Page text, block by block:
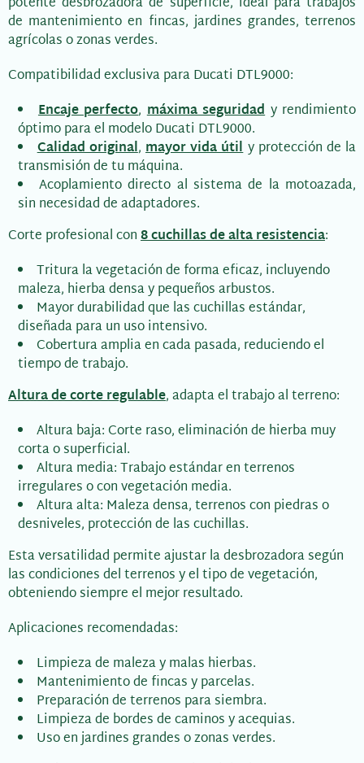
de mantenimiento en fincas, jardines grandes, terrenos
agrícolas o zonas verdes.
Compatibilidad exclusiva para Ducati DTL9000:
Encaje perfecto,máxima seguridady rendimiento
óptimo para el modelo Ducati DTL9000.
Calidad original,mayor vida útily protección de la
transmisión de tu máquina.
Acoplamiento directo al sistema de la motoazada,
sin necesidad de adaptadores.
Corte profesional con8 cuchillas de alta resistencia:
Tritura la vegetación de forma eficaz, incluyendo
maleza, hierba densa y pequeños arbustos.
Mayor durabilidad que las cuchillas estándar,
diseñada para un uso intensivo.
Cobertura amplia en cada pasada, reduciendo el
tiempo de trabajo.
Altura de corte regulable, adapta el trabajo al terreno:
Altura baja: Corte raso, eliminación de hierba muy
corta o superficial.
Altura media: Trabajo estándar en terrenos
irregulares o con vegetación media.
Altura alta: Maleza densa, terrenos con piedras o
desniveles, protección de las cuchillas.
Esta versatilidad permite ajustar la desbrozadora según
las condiciones del terrenos y el tipo de vegetación,
obteniendo siempre el mejor resultado.
Aplicaciones recomendadas:
Limpieza de maleza y malas hierbas.
Mantenimiento de fincas y parcelas.
Preparación de terrenos para siembra.
Limpieza de bordes de caminos y acequias.
Uso en jardines grandes o zonas verdes.